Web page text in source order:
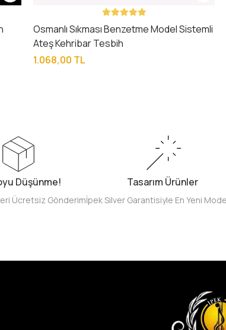
Osmanlı Sıkması Benzetme Model Sistemli
Ateş Kehribar Tesbih
1.068,00 TL
Düşünme!
Ücretsiz Gönderim
Tasarım Ürünler
İpek Silver Garantisiyle En Yeni